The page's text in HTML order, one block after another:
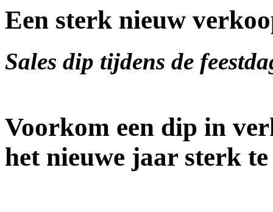
Een sterk nieuw
Sales dip tijdens de
Voorkom een dip in
het nieuwe jaar sterk